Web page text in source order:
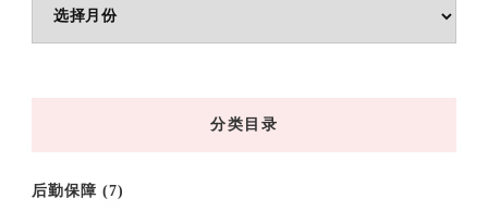
分类目录
后勤保障 (7)